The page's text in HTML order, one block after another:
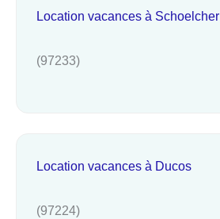
Location vacances à Schoelcher
(97233)
Location vacances à Ducos
(97224)